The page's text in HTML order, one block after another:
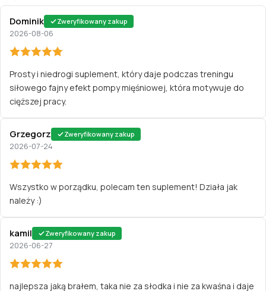
Dominik Zweryfikowany zakup
2026-08-06
Prosty i niedrogi suplement, który daje podczas treningu
siłowego fajny efekt pompy mięśniowej, która motywuje do
cięższej pracy.
Grzegorz Zweryfikowany zakup
2026-07-24
Wszystko w porządku, polecam ten suplement! Działa jak
należy :)
kamil Zweryfikowany zakup
2026-06-27
najlepsza jaką brałem, taka nie za słodka i nie za kwaśna i daje